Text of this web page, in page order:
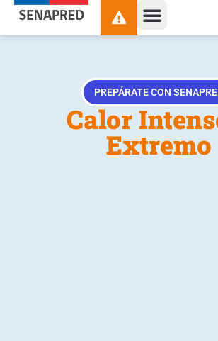
contenido
PREPÁRATE CON
Calor
Extremo